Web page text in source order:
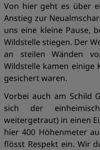
Von hier geht es über
Anstieg zur
uns eine kleine Pause,
Wildstelle stiegen. Der
an steilen Wänden
Wildstelle kamen einige
gesichert waren.
Vorbei auch am Schild
sich der
weitergetraut) in einen
hier 400 Höhenmeter
flösst Respekt ein. Wir